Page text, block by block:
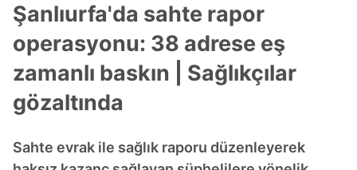
Şanlıurfa'da sahte rapor
operasyonu: 38 adrese eş
zamanlı baskın | Sağlıkçılar
gözaltında
Sahte evrak ile sağlık raporu düzenleyerek